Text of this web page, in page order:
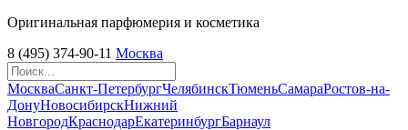
Оригинальная парфюмерия и косметика
8 (495) 374-90-11 Москва
МоскваСанкт-ПетербургЧелябинскТюменьСамараРостов-на-
ДонуНовосибирскНижний
НовгородКраснодарЕкатеринбургБарнаул